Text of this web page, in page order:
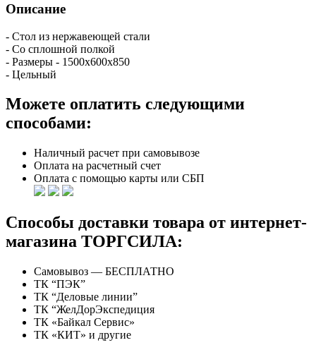
Описание
- Стол из нержавеющей стали
- Со сплошной полкой
- Размеры - 1500х600х850
- Цельный
Можете оплатить следующими
способами:
Наличный расчет при самовывозе
Оплата на расчетный счет
Оплата с помощью карты или СБП
Способы доставки товара от интернет-
магазина ТОРГСИЛА:
Самовывоз — БЕСПЛАТНО
ТК “ПЭК”
ТК “Деловые линии”
ТК “ЖелДорЭкспедиция
ТК «Байкал Сервис»
ТК «КИТ» и другие